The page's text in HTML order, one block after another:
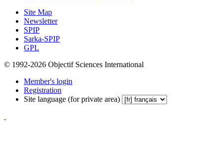
Site Map
Newsletter
SPIP
Sarka-SPIP
GPL
© 1992-2026 Objectif Sciences International
Member's login
Registration
Site language (for private area)